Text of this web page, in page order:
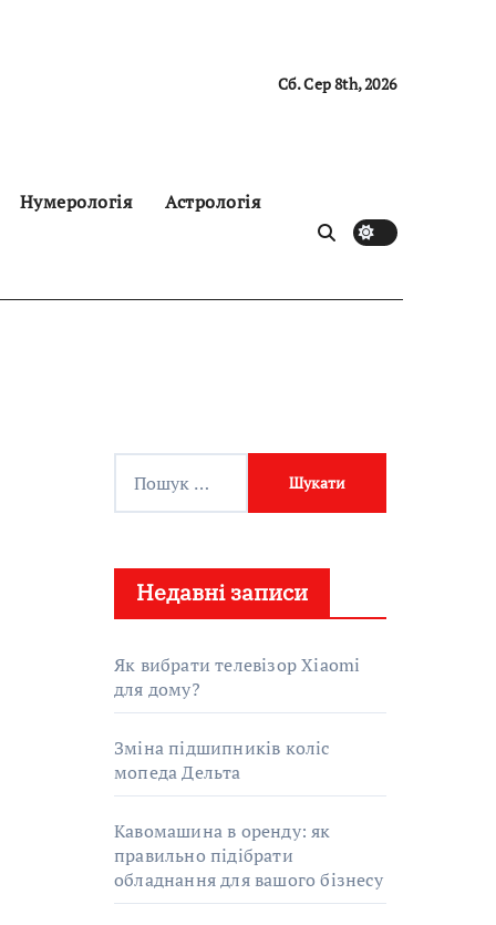
Сб. Сер 8th, 2026
Нумерологія Астрологія
:
Недавні записи
Як вибрати телевізор Xiaomi
для дому?
Зміна підшипників коліс
мопеда Дельта
Кавомашина в оренду: як
правильно підібрати
обладнання для вашого бізнесу